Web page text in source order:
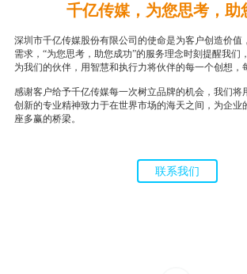
千亿传媒，为您思考，助
深圳市千亿传媒股份有限公司的使命是为客户创造价值
需求，“为您思考，助您成功”的服务理念时刻提醒我们
为我们的伙伴，用智慧和执行力将伙伴的每一个创想，
感谢客户给予千亿传媒每一次树立品牌的机会，我们将
创新的专业精神致力于在世界市场的海天之间，为企业
座多赢的桥梁。
联系我们